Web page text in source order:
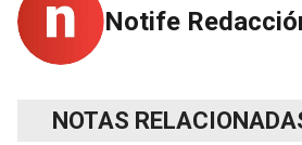
Notife
NOTAS